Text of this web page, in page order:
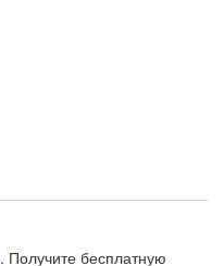
. Получите бесплатную